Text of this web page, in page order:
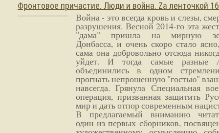
Фронтовое причастие. Люди и война. Zа ленточкой
Война - это всегда кровь и слезы,
разрушения. Весной 2014-го эта
"дама" пришла на мирную
Донбасса, и очень скоро стало
сама она добровольно отсюда
уйдет. И тогда самые разные
объединились в одном
прогнать непрошенную "гостью"
навсегда. Грянула Специальная
операция, призванная защитить
мир и дать отпор современным
В предлагаемый вниманию
один из первых сборников,